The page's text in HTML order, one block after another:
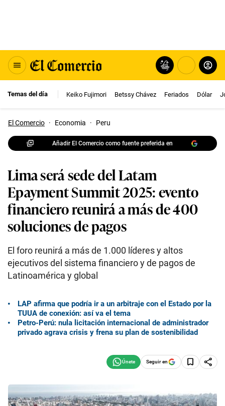
Temas del día Keiko Fujimori Betssy Chávez Feriados Dólar
El Comercio · Economia · Peru
Añadir El Comercio como fuente preferida en
Lima será sede del Latam
Epayment Summit 2025: evento
financiero reunirá a más de 400
soluciones de pagos
El foro reunirá a más de 1.000 líderes y altos
ejecutivos del sistema financiero y de pagos de
Latinoamérica y global
LAP afirma que podría ir a un arbitraje con el Estado por la
TUUA de conexión: así va el tema
Petro-Perú: nula licitación internacional de administrador
privado agrava crisis y frena su plan de sostenibilidad
Seguir en